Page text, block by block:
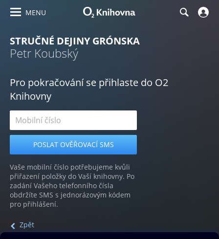
MENU
STRUČNÉ DEJINY GRÓNSKA
Petr Koubský
Pro pokračování se přihlaste do O2
Knihovny
Vaše mobilní číslo potřebujeme kvůli
přiřazení položky do Vaší knihovny. Po
zadání Vašeho telefonního čísla
obdržíte SMS s jednorázovým kódem
pro přihlášení.
Zpět